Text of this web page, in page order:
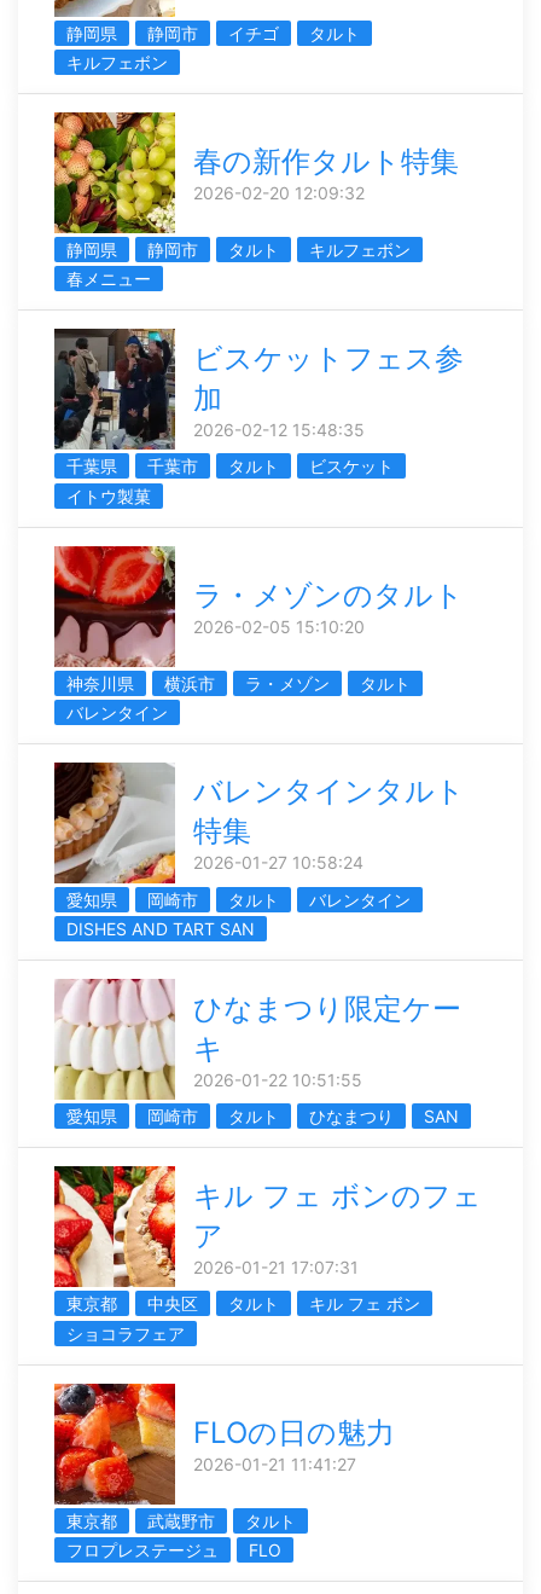
静岡県 静岡市 イチゴ
タルト
キルフェボン
春の新作タルト特集
2026-02-20 12:09:32
静岡県 静岡市 タルト
キルフェボン
春メニュー
ビスケットフェス参
加
2026-02-12 15:48:35
千葉県
千葉市 タルト
ビスケット
イトウ製菓
ラ・メゾンのタルト
2026-02-05 15:10:20
神奈川県 横浜市 ラ・メゾン
タルト
バレンタイン
バレンタインタルト
特集
2026-01-27 10:58:24
愛知県
岡崎市 タルト
バレンタイン
DISHES AND TART SAN
ひなまつり限定ケー
キ
2026-01-22 10:51:55
愛知県
岡崎市 タルト ひなまつり SAN
キル フェ ボンのフェ
ア
2026-01-21 17:07:31
東京都
中央区 タルト
キル フェ ボン
ショコラフェア
FLOの日の魅力
2026-01-21 11:41:27
東京都 武蔵野市
タルト
フロプレステージュ
FLO